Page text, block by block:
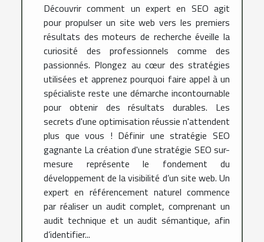
Découvrir comment un expert en SEO agit
pour propulser un site web vers les premiers
résultats des moteurs de recherche éveille la
curiosité des professionnels comme des
passionnés. Plongez au cœur des stratégies
utilisées et apprenez pourquoi faire appel à un
spécialiste reste une démarche incontournable
pour obtenir des résultats durables. Les
secrets d'une optimisation réussie n'attendent
plus que vous ! Définir une stratégie SEO
gagnante La création d'une stratégie SEO sur-
mesure représente le fondement du
développement de la visibilité d’un site web. Un
expert en référencement naturel commence
par réaliser un audit complet, comprenant un
audit technique et un audit sémantique, afin
d’identifier...